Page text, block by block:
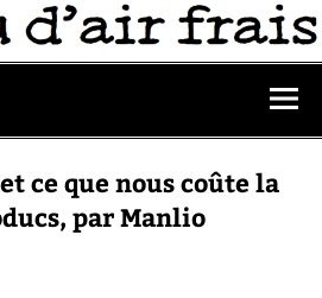
ce que nous coûte la
par Manlio